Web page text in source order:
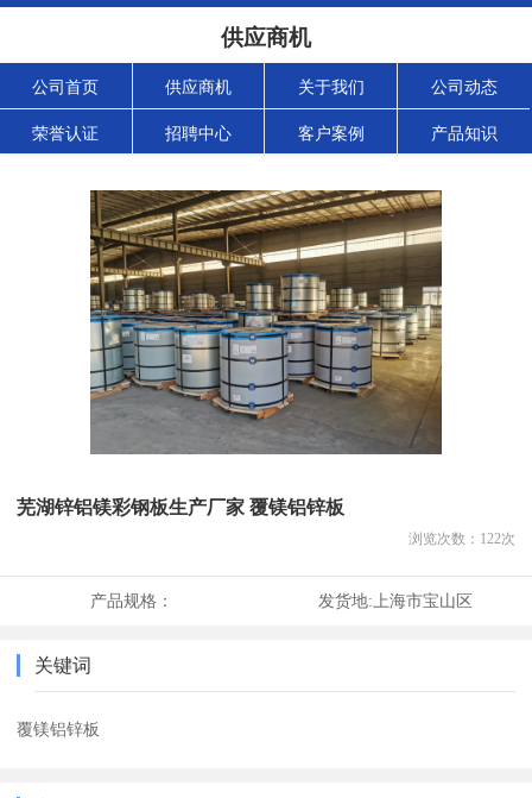
供应商机
公司首页 供应商机 关于我们 公司动态
荣誉认证 招聘中心 客户案例 产品知识
芜湖锌铝镁彩钢板生产厂家 覆镁铝锌板
浏览次数： 122次
产品规格： 发货地: 上海市宝山区
关键词
覆镁铝锌板